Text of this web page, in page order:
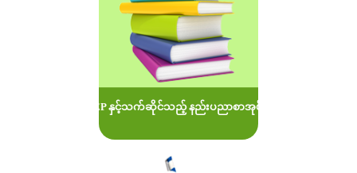
MOEP နှင့်သက်ဆိုင်သည့် နည်းပညာစာအုပ်များ